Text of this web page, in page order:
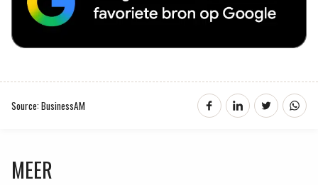
Source: BusinessAM
MEER